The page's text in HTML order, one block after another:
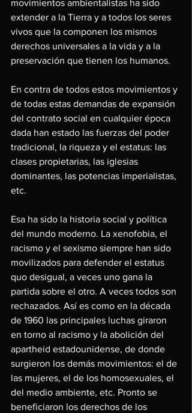
movimientos ambientalistas ha sido
extender a la Tierra y a todos los seres
vivos que la componen los mismos
derechos universales a la vida y a la
preservación que tienen los humanos.
En contra de todos estos movimientos y
de todas estas demandas de expansión
del contrato social en cualquier época
dada han estado las fuerzas del poder
tradicional, la riqueza y el estatus: las
clases propietarias, las iglesias
dominantes, las potencias imperialistas,
etc.
Esa ha sido la historia social y política
del mundo moderno. La xenofobia, el
racismo y el sexismo siempre han sido
movilizados para defender el estatus
quo desigual, a veces uno gana la
partida sobre el otro. A veces todos son
rechazados. Así es como en la década
de 1960 las principales luchas giraron
en torno al racismo y la abolición del
apartheid estadounidense, de donde
surgieron los demás movimientos: el de
las mujeres, el de los homosexuales, el
del medio ambiente, etc. Pronto se
beneficiaron los derechos de los